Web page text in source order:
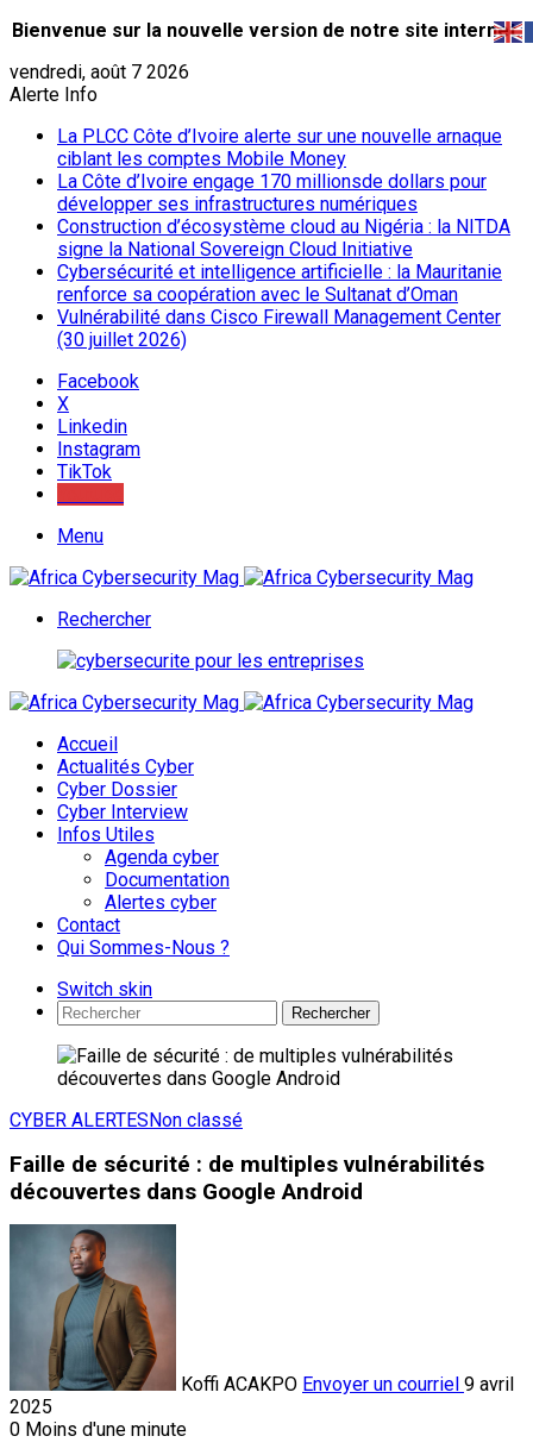
Bienvenue sur la nouvelle version de notre site internet.
vendredi, août 7 2026
Alerte Info
La PLCC Côte d’Ivoire alerte sur une nouvelle arnaque
ciblant les comptes Mobile Money
La Côte d’Ivoire engage 170 millionsde dollars pour
développer ses infrastructures numériques
Construction d’écosystème cloud au Nigéria : la NITDA
signe la National Sovereign Cloud Initiative
Cybersécurité et intelligence artificielle : la Mauritanie
renforce sa coopération avec le Sultanat d’Oman
Vulnérabilité dans Cisco Firewall Management Center
(30 juillet 2026)
Facebook
X
Linkedin
Instagram
TikTok
Menu
Rechercher
Accueil
Actualités Cyber
Cyber Dossier
Cyber Interview
Infos Utiles
Agenda cyber
Documentation
Alertes cyber
Contact
Qui Sommes-Nous ?
Switch skin
Rechercher
CYBER ALERTESNon classé
Faille de sécurité : de multiples vulnérabilités
découvertes dans Google Android
Koffi ACAKPO Envoyer un courriel 9 avril
2025
0 Moins d'une minute